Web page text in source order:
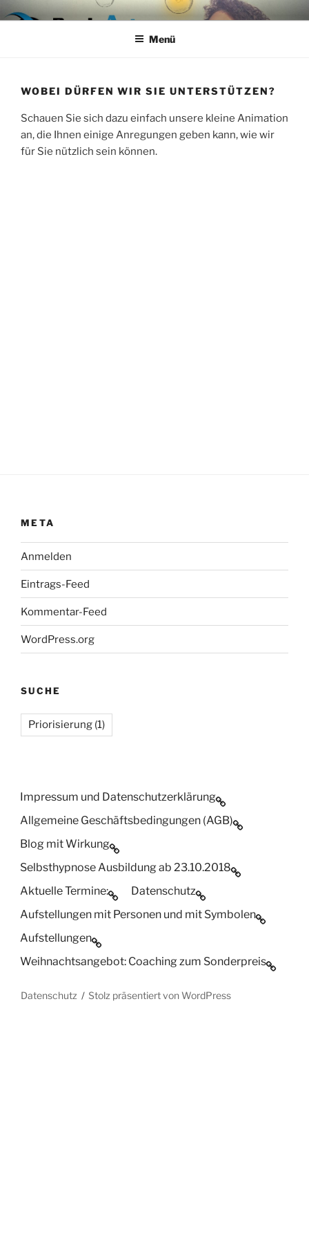
Zum
InhaltDENKART MIT-WIRKUNG
Training – Coaching – Hypnose – Aufstellungen nach SySt
Menü
WOBEI DÜRFEN WIR SIE UNTERSTÜTZEN?
Schauen Sie sich dazu einfach unsere kleine Animation
an, die Ihnen einige Anregungen geben kann, wie wir
für Sie nützlich sein können.
META
Anmelden
Eintrags-Feed
Kommentar-Feed
WordPress.org
SUCHE
Priorisierung (1)
Impressum und Datenschutzerklärung
Allgemeine Geschäftsbedingungen (AGB)
Blog mit Wirkung
Selbsthypnose Ausbildung ab 23.10.2018
Aktuelle Termine:
Datenschutz
Aufstellungen mit Personen und mit Symbolen
Aufstellungen
Weihnachtsangebot: Coaching zum Sonderpreis
Datenschutz Stolz präsentiert von WordPress